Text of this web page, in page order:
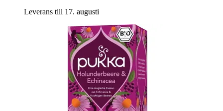
Leverans till 17. augusti